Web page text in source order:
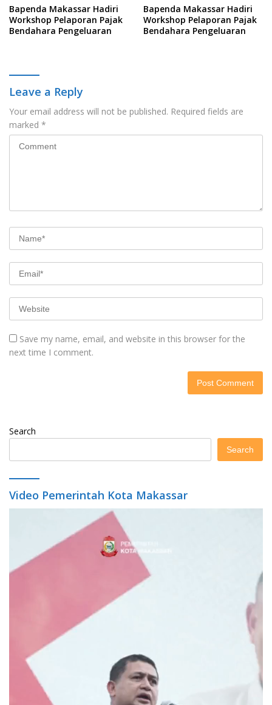
Bapenda Makassar Hadiri
Workshop Pelaporan Pajak
Bendahara Pengeluaran
Bapenda Makassar Hadiri
Workshop Pelaporan Pajak
Bendahara Pengeluaran
Leave a Reply
Your email address will not be published. Required fields are
marked *
Save my name, email, and website in this browser for the
next time I comment.
Search
Search
Video Pemerintah Kota Makassar